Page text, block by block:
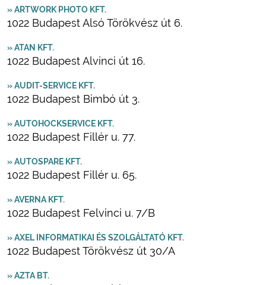
» ARTWORK PHOTO KFT.
1022 Budapest Alsó Törökvész út 6.
» ATAN KFT.
1022 Budapest Alvinci út 16.
» AUDIT-SERVICE KFT.
1022 Budapest Bimbó út 3.
» AUTOHOCKSERVICE KFT.
1022 Budapest Fillér u. 77.
» AUTOSPARE KFT.
1022 Budapest Fillér u. 65.
» AVERNA KFT.
1022 Budapest Felvinci u. 7/B
» AXEL INFORMATIKAI ÉS SZOLGÁLTATÓ KFT.
1022 Budapest Törökvész út 30/A
» AZTA BT.